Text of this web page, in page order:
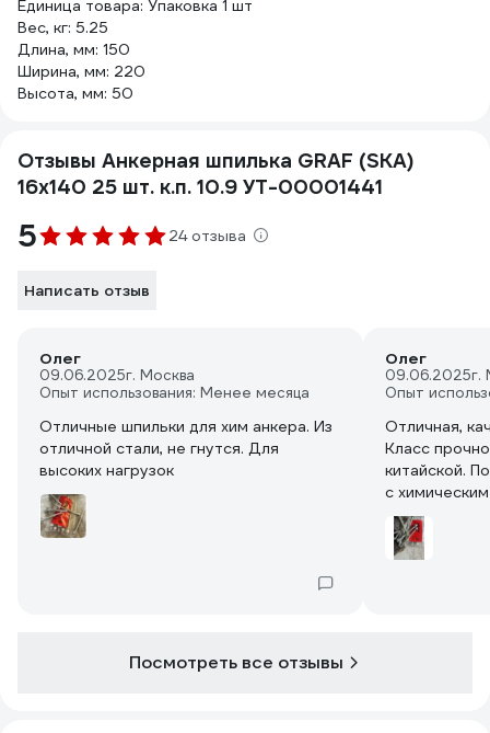
Единица товара: Упаковка 1 шт
Вес, кг: 5.25
Длина, мм: 150
Ширина, мм: 220
Высота, мм: 50
Отзывы Анкерная шпилька GRAF (SKА)
16x140 25 шт. к.п. 10.9 УТ-00001441
5 24 отзыва
Написать отзыв
Олег
09.06.2025г. Москва
Опыт использования: Менее месяца
Отличные шпильки для хим анкера. Из
отличной стали, не гнутся. Для
высоких нагрузок
Олег
09.06.2025г.
Опыт
Отличная,
Класс
китайской.
с
Посмотреть все отзывы